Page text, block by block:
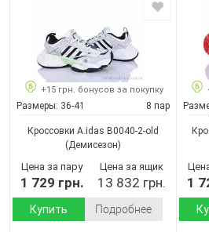
+15 грн. бонусов за покупку
Размеры: 36-41 8 пар
Кроссовки A.idas B0040-2-old
(Демисезон)
Цена за пару
1 729 грн.
Цена за ящик
13 832 грн.
Купить Подробнее
1